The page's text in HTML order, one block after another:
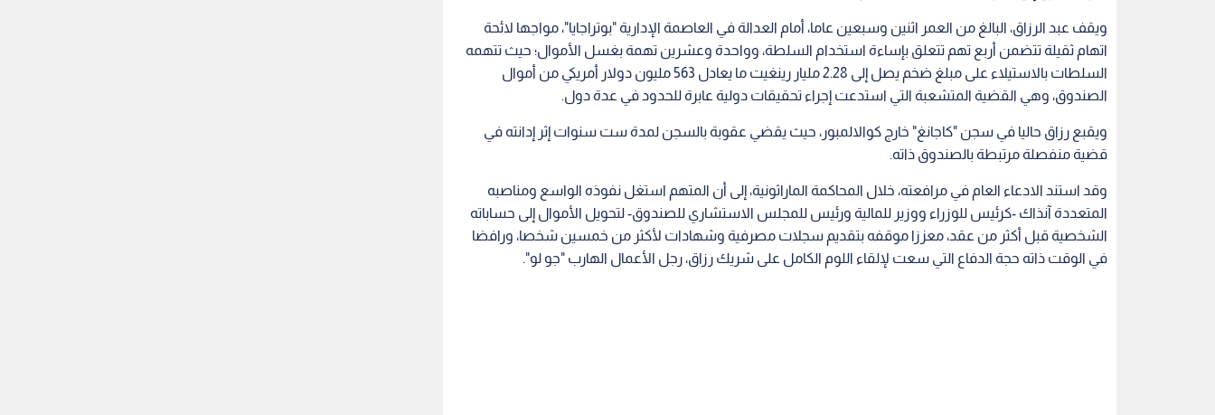
ويقف عبد الرزاق، البالغ من العمر اثنين وسبعين عاما، أمام العدالة في العاصمة الإدارية "بوتراجايا"، مواجها لائحة
اتهام ثقيلة تتضمن أربع تهم تتعلق بإساءة استخدام السلطة، وواحدة وعشرين تهمة بغسل الأموال؛ حيث تتهمه
السلطات بالاستيلاء على مبلغ ضخم يصل إلى 2.28 مليار رينغيت ما يعادل 563 مليون دولار أمريكي من أموال
الصندوق، وهي القضية المتشعبة التي استدعت إجراء تحقيقات دولية عابرة للحدود في عدة دول.
ويقبع رزاق حاليا في سجن "كاجانغ" خارج كوالالمبور، حيث يقضي عقوبة بالسجن لمدة ست سنوات إثر إدانته في
قضية منفصلة مرتبطة بالصندوق ذاته.
وقد استند الادعاء العام في مرافعته، خلال المحاكمة الماراثونية، إلى أن المتهم استغل نفوذه الواسع ومناصبه
المتعددة آنذاك -كرئيس للوزراء ووزير للمالية ورئيس للمجلس الاستشاري للصندوق- لتحويل الأموال إلى حساباته
الشخصية قبل أكثر من عقد، معززا موقفه بتقديم سجلات مصرفية وشهادات لأكثر من خمسين شخصا، ورافضا
في الوقت ذاته حجة الدفاع التي سعت لإلقاء اللوم الكامل على شريك رزاق، رجل الأعمال الهارب "جو لو".